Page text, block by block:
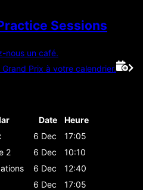
Sessions
nous un café.
Prix à votre calendrier.
Date
Heure
6 Dec
17:05
2 6 Dec
10:10
6 Dec
12:40
6 Dec
17:05